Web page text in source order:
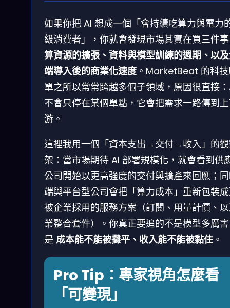
如果你把 AI 想成一個「會持續吃算力與電力
級消費者」，你就會發現市場其實在買三件
算資源的擴張、資料與模型訓練的週期、以
端導入後的商業化速度 。MarketBeat 的科
單之所以常常跨越多個子領域，原因很直接
不會只停在某個單點，它會把需求一路傳到
游。
這裡我用一個「資本支出→交付→收入」的
架：當市場期待 AI 部署規模化，就會看到供
公司開始以更高強度的交付與擴產來回應；
端與平台型公司會把「算力成本」重新包裝
被企業採用的服務方案（訂閱、用量計價、
業整合套件）。你真正要追的不是模型多厲
是 成本能不能被攤平、收入能不能被黏住 。
Pro Tip：專家視角怎麼看
「可變現」